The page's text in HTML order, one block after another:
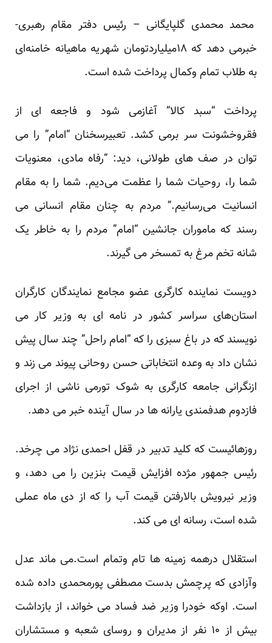
محمد محمدی گلپایگانی – رئیس دفتر مقام رهبری-
خبرمی دهد که ۱۸میلیاردتومان شهریه ماهیانه خامنه‌ای
به طلاب تمام وکمال پرداخت شده است.
پرداخت “سبد کالا” آغازمی شود و فاجعه ای از
فقروخشونت سر برمی کشد. تعبیرسخنان “امام” را می
توان در صف های طولانی، دید: “رفاه مادی، معنویات
شما را، روحیات شما را عظمت می‌دیم. شما را به مقام
انسانیت می‌رسانیم.” مردم به چنان مقام انسانی می
رسند که ماموران جانشین “امام” مردم را به خاطر یک
شانه تخم مرغ به تمسخر می گیرند.
دویست نماینده کارگری عضو مجامع نمایندگان کارگران
استان‌های سراسر کشور در نامه ای به وزیر کار می
نویسند که در باغ سبزی را که “امام راحل” چند سال پیش
نشان داد به وعده انتخاباتی حسن روحانی پیوند می زند و
ازنگرانی جامعه کارگری به شوک تورمی ناشی از اجرای
فازدوم هدفمندی یارانه ها در سال آینده خبر می دهد.
روزهائیست که کلید تدبیر در قفل احمدی نژاد می چرخد.
رئیس جمهور مژده افزایش قیمت بنزین را می دهد، و
وزیر نیرویش بالارفتن قیمت آب را که از دی ماه عملی
شده است، رسانه ای می کند.
استقلال درهمه زمینه ها تام وتمام است.می ماند عدل
وآزادی که پرچمش بدست مصطفی پورمحمدی داده شده
است. اوکه خودرا وزیر ضد فساد می خواند، از بازداشت
بیش از ۱۰ نفر از مدیران و روسای شعبه و مستشاران